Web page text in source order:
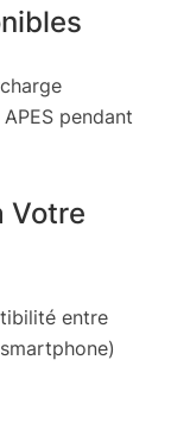
pendant
Votre
entre